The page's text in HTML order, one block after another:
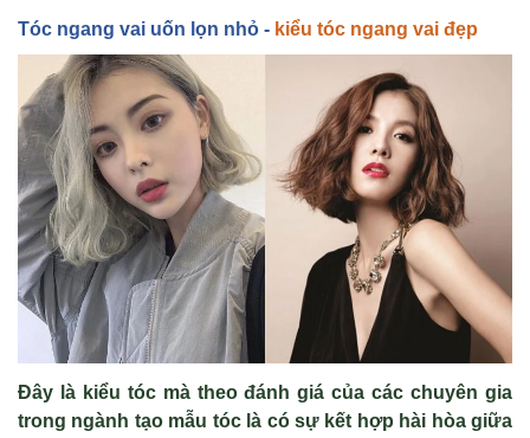
Tóc ngang vai uốn lọn nhỏ - kiểu tóc ngang vai đẹp
Đây là kiểu tóc mà theo đánh giá của các chuyên gia
trong ngành tạo mẫu tóc là có sự kết hợp hài hòa giữa